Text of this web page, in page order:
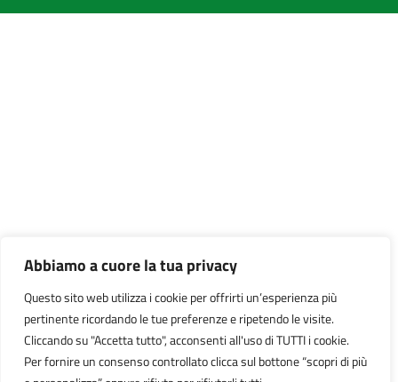
Abbiamo a cuore la tua privacy
Questo sito web utilizza i cookie per offrirti un’esperienza più
pertinente ricordando le tue preferenze e ripetendo le visite.
Cliccando su "Accetta tutto", acconsenti all'uso di TUTTI i cookie.
Per fornire un consenso controllato clicca sul bottone “scopri di più